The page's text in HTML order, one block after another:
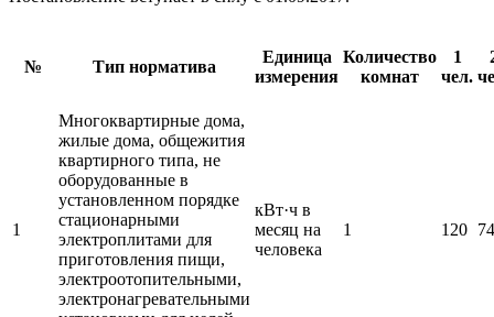
№ Тип норматива
Единица
измерения
Количество
комнат
1
чел.
1
Многоквартирные дома,
жилые дома, общежития
квартирного типа, не
оборудованные в
установленном порядке
стационарными
электроплитами для
приготовления пищи,
электроотопительными,
электронагревательными
кВт·ч в
месяц на
человека
1 120 74